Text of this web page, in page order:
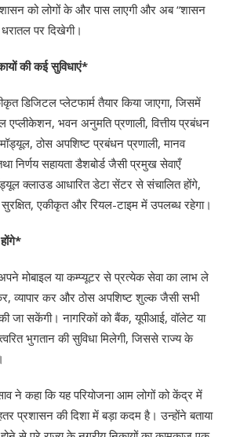
शासन को लोगों के और पास लाएगी और अब “शासन
पर दिखेगी।
की कई सुविधाएं*
डिजिटल प्लेटफार्म तैयार किया जाएगा, जिसमें
एप्लीकेशन, भवन अनुमति प्रणाली, वित्तीय प्रबंधन
ठोस अपशिष्ट प्रबंधन प्रणाली, मानव
निर्णय सहायता डैशबोर्ड जैसी प्रमुख सेवाएँ
क्लाउड आधारित डेटा सेंटर से संचालित होंगे,
एकीकृत और रियल-टाइम में उपलब्ध रहेगा।
मोबाइल या कम्प्यूटर से प्रत्येक सेवा का लाभ ले
व्यापार कर और ठोस अपशिष्ट शुल्क जैसी सभी
जा सकेंगी। नागरिकों को बैंक, यूपीआई, वॉलेट या
भुगतान की सुविधा मिलेगी, जिससे राज्य के
ने कहा कि यह परियोजना आम लोगों को केंद्र में
प्रशासन की दिशा में बड़ा कदम है। उन्होंने बताया